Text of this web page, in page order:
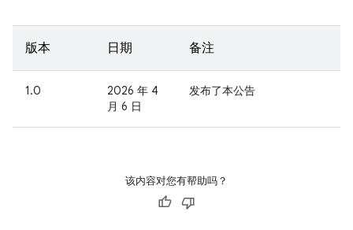
版本 日期 备注
1.0
2026 年 4
月 6 日
发布了本公告
该内容对您有帮助吗？